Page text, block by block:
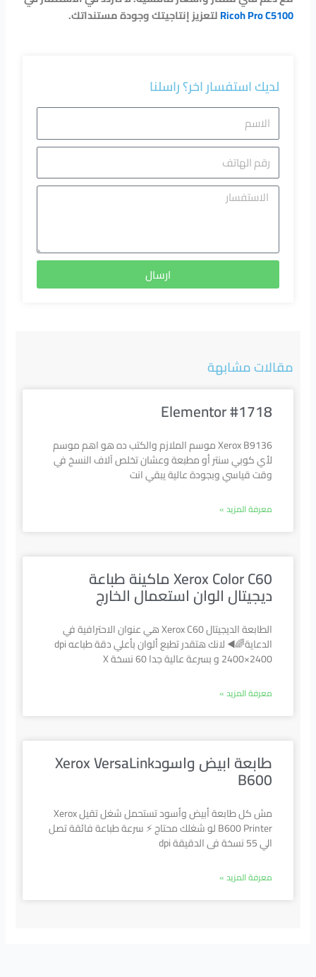
Ricoh Pro C5100لتعزيز إنتاجيتك وجودة مستنداتك.
لديك استفسار اخر؟ راسلنا
الاسم
رقم
الهاتف
الاستفسا
ارسال
مقالات مشابهة
Elementor #1718
Xerox B9136 موسم الملازم والكتب ده هو اهم موسم
لأي كوبي سنتر أو مطبعة وعشان تخلص آلاف النسخ في
وقت قياسي وبجودة عالية يبقي انت
معرفة المزيد »
Xerox Color C60 ماكينة طباعة
ديجيتال الوان استعمال الخارج
الطابعة الديجيتال Xerox C60 هي عنوان الاحترافية في
الدعاية🌈◀️ لانك هتقدر تطبع ألوان بأعلي دقة طباعه dpi
2400×2400 و بسرعة عالية جدا 60 نسخة X
معرفة المزيد »
طابعة ابيض واسودXerox VersaLink
B600
مش كل طابعة أبيض وأسود تستحمل شغل تقيل Xerox
B600 Printer لو شغلك محتاج ⚡ سرعة طباعة فائقة تصل
الي 55 نسخة فى الدقيقة dpi
معرفة المزيد »